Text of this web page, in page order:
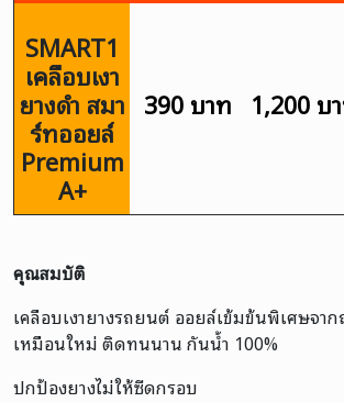
SMART1
เคลือบเงา
ยางดำ สมา
ร์ทออยล์
Premium
A+
390 บาท 1,200 บ
คุณสมบัติ
เคลือบเงายางรถยนต์ ออยล์เข้มข้นพิเศษจา
เหมือนใหม่ ติดทนนาน กันน้ำ 100%
ปกป้องยางไม่ให้ซีดกรอบ